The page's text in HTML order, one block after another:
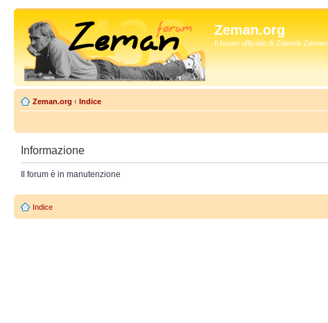
Zeman.org
Il forum ufficiale di Zdenek Zeman
Zeman.org ‹ Indice
Informazione
Il forum è in manutenzione
Indice